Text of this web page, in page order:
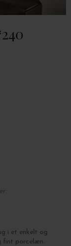
i et enkelt og
fint porcelæn.